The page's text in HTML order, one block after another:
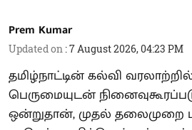
Prem Kumar
Updated on :7 August 2026, 04:23 PM
தமிழ்நாட்டின் கல்வி
பெருமையுடன்
ஒன்றுதான், முதல் தலைமுறை